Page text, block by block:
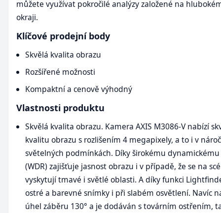
můžete využívat pokročilé analýzy založené na
okraji.
Klíčové prodejní body
Skvělá kvalita obrazu
Rozšířené možnosti
Kompaktní a cenově výhodný
Vlastnosti produktu
Skvělá kvalita obrazu. Kamera AXIS M3086-V nabízí
kvalitu obrazu s rozlišením 4 megapixely, a to i v
světelných podmínkách. Díky širokému
(WDR) zajišťuje jasnost obrazu i v případě, že se na
vyskytují tmavé i světlé oblasti. A díky funkci
ostré a barevné snímky i při slabém osvětlení. Navíc
úhel záběru 130° a je dodáván s továrním ostřením,